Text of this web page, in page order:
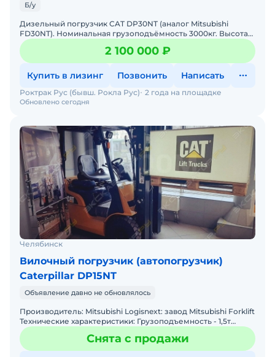
Б/у
Дизельный погрузчик CAT DP30NT (аналог Mitsubishi
FD30NT). Номинальная грузоподъёмность 3000кг. Высота
подъёма 4700мм. В отличном состоянии. . Комплектация:
2 100 000 ₽
Купить в лизинг Позвонить Написать
Обновлено сегодня
Роктрак Рус (бывш. Рокла Рус) 2 года на площадке
Челябинск
Вилочный погрузчик (автопогрузчик)
Caterpillar DP15NT
Объявление давно не обновлялось
Производитель: Mitsubishi Logisnext: завод Mitsubishi Forklift
Технические характеристики: Грузоподъемность - 1,5т
Высота подъема - 4700 мм (трехступенчатая
Снята с продажи